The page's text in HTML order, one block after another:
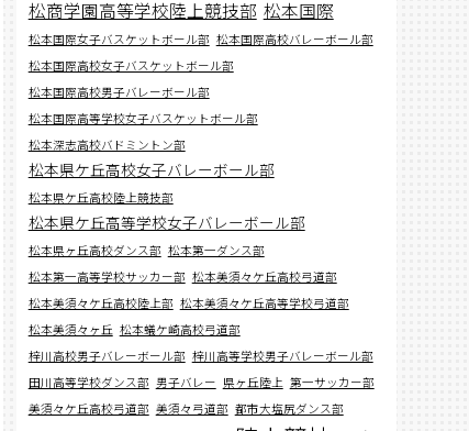
松商学園高等学校陸上競技部 松本国際
松本国際女子バスケットボール部 松本国際高校バレーボール部
松本国際高校女子バスケットボール部
松本国際高校男子バレーボール部
松本国際高等学校女子バスケットボール部
松本深志高校バドミントン部
松本県ケ丘高校女子バレーボール部
松本県ケ丘高校陸上競技部
松本県ケ丘高等学校女子バレーボール部
松本県ヶ丘高校ダンス部 松本第一ダンス部
松本第一高等学校サッカー部 松本美須々ケ丘高校弓道部
松本美須々ケ丘高校陸上部 松本美須々ケ丘高等学校弓道部
松本美須々ヶ丘 松本蟻ケ崎高校弓道部
梓川高校男子バレーボール部 梓川高等学校男子バレーボール部
田川高等学校ダンス部 男子バレー 県ヶ丘陸上 第一サッカー部
美須々ケ丘高校弓道部 美須々弓道部 都市大塩尻ダンス部